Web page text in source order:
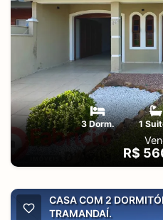
3 Dorm. 1
R$
CASA COM 2
TRAMANDAÍ.